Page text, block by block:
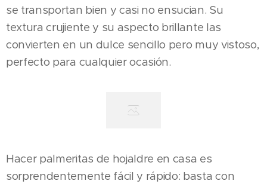
se transportan bien y casi no ensucian. Su
textura crujiente y su aspecto brillante las
convierten en un dulce sencillo pero muy vistoso,
perfecto para cualquier ocasión.
Hacer palmeritas de hojaldre en casa es
sorprendentemente fácil y rápido: basta con